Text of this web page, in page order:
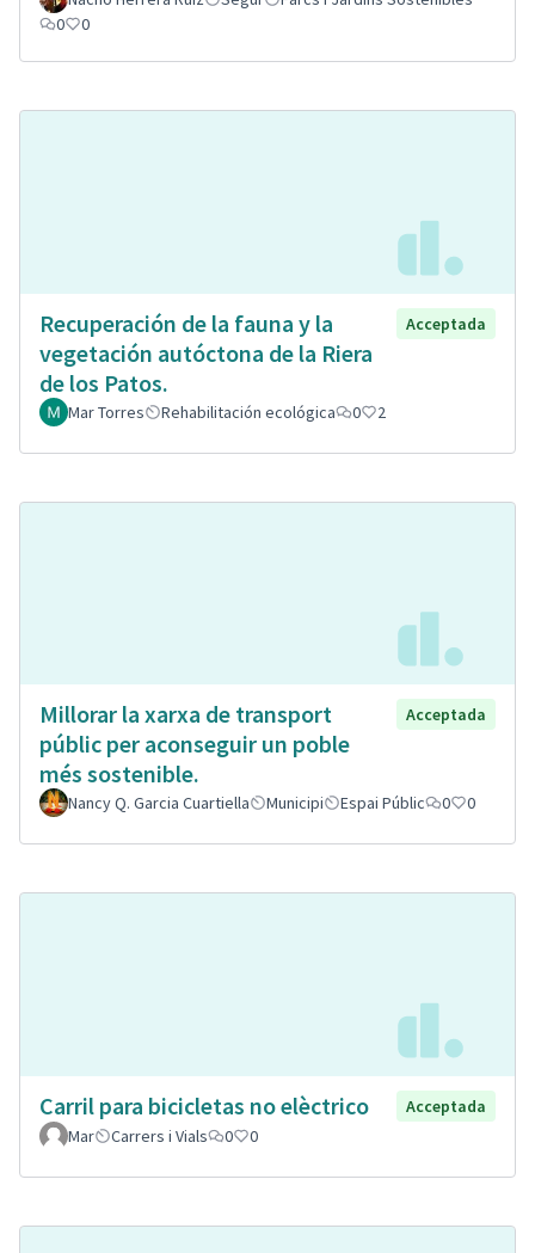
0
0
Recuperación de la fauna y la
vegetación autóctona de la Riera
de los Patos.
Acceptada
Mar Torres Rehabilitación ecológica 0 2
Millorar la xarxa de transport
públic per aconseguir un poble
més sostenible.
Acceptada
Nancy Q. Garcia Cuartiella Municipi Espai Públic 0 0
Carril para bicicletas no elèctrico
Acceptada
Mar
Carrers i Vials 0 0